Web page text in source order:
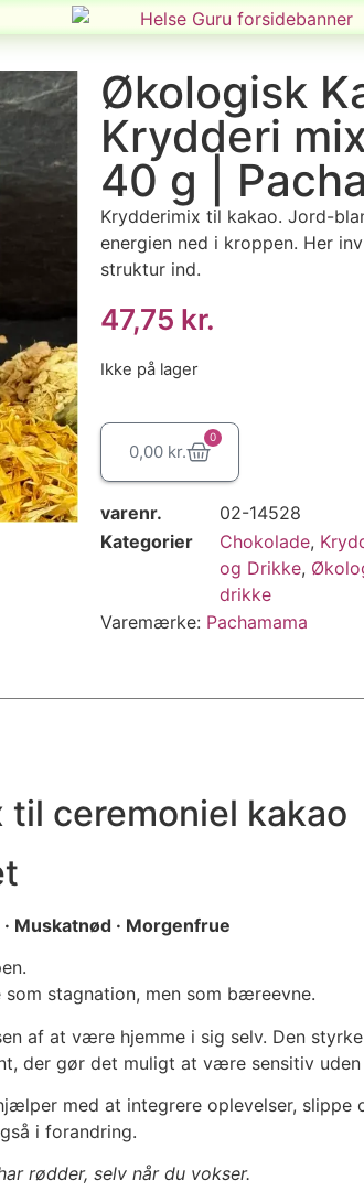
Økologisk
Krydderi mix
40 g |
Krydderimix til kakao. Jord-
energien ned i kroppen. Her
struktur ind.
47,75 kr.
Ikke på lager
0,00 kr.
0
varenr.
02-14528
Kategorier
Chokolade,
og Drikke,
drikke
Varemærke: Pachamama
ceremoniel kakao
Muskatnød · Morgenfrue
stagnation, men som bæreevne.
af at være hjemme i sig selv. Den
der gør det muligt at være sensitiv
med at integrere oplevelser, slippe
i forandring.
rødder, selv når du vokser.